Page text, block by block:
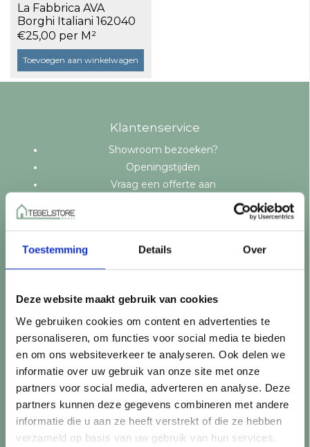
Toestemming Details Over
Deze website maakt gebruik van cookies
We gebruiken cookies om content en advertenties te
personaliseren, om functies voor social media te bieden
en om ons websiteverkeer te analyseren. Ook delen we
informatie over uw gebruik van onze site met onze
partners voor social media, adverteren en analyse. Deze
partners kunnen deze gegevens combineren met andere
informatie die u aan ze heeft verstrekt of die ze hebben
verzameld op basis van uw gebruik van hun services.
La Fabbrica AVA
Borghi Italiani 162040
Calce 20,3x20,3 a 1,24
m²
€25,00 per M²
Toevoegen aan winkelwagen
Klantenservice
Showroom bezoeken?
Openingstijden
Vraag een offerte aan
Controle vóór verwerking
Garantie & klachten
Mix & Match
Klantenservice
Veelgestelde vragen
Over TegelStore.nl
Contact
Algemene voorwaarden
Privacy Policy